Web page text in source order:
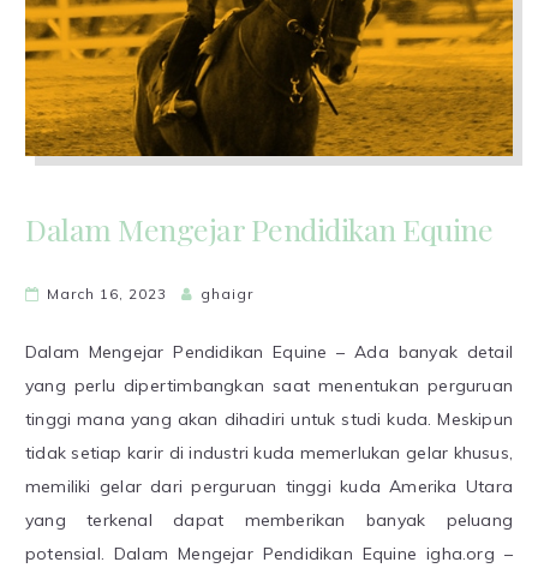
Dalam Mengejar Pendidikan Equine
March 16, 2023 ghaigr
Dalam Mengejar Pendidikan Equine – Ada banyak detail
yang perlu dipertimbangkan saat menentukan perguruan
tinggi mana yang akan dihadiri untuk studi kuda. Meskipun
tidak setiap karir di industri kuda memerlukan gelar khusus,
memiliki gelar dari perguruan tinggi kuda Amerika Utara
yang terkenal dapat memberikan banyak peluang
potensial. Dalam Mengejar Pendidikan Equine igha.org –